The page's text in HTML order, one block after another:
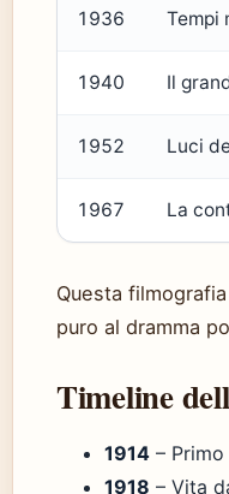
1936 Tempi
1940 Il
1952 Luci
1967 La
Questa
puro al dramma
Timeline
1914 –
1918 – Vita